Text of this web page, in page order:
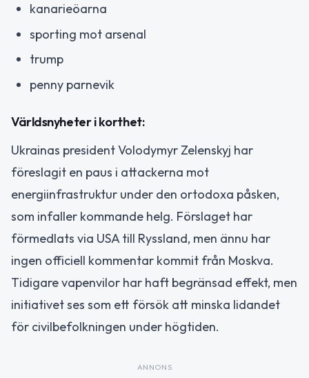
kanarieöarna
sporting mot arsenal
trump
penny parnevik
Världsnyheter i korthet:
Ukrainas president Volodymyr Zelenskyj har
föreslagit en paus i attackerna mot
energiinfrastruktur under den ortodoxa påsken,
som infaller kommande helg. Förslaget har
förmedlats via USA till Ryssland, men ännu har
ingen officiell kommentar kommit från Moskva.
Tidigare vapenvilor har haft begränsad effekt, men
initiativet ses som ett försök att minska lidandet
för civilbefolkningen under högtiden.
ANNONS